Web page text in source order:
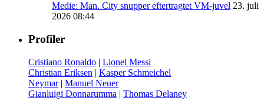
Medie: Man. City snupper eftertragtet VM-juvel 23. juli
2026 08:44
Profiler
Cristiano Ronaldo | Lionel Messi
Christian Eriksen | Kasper Schmeichel
Neymar| Manuel Neuer
Gianluigi Donnarumma | Thomas Delaney